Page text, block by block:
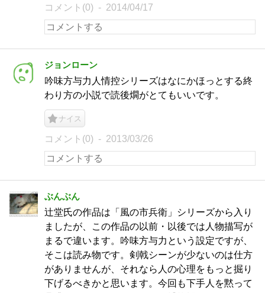
コメント(0) 2014/04/17
ジョンローン
吟味方与力人情控シリーズはなにかほっとする終
わり方の小説で読後燗がとてもいいです。
ナイス
コメント(0) 2013/03/26
ぶんぶん
辻堂氏の作品は「風の市兵衛」シリーズから入り
ましたが、この作品の以前・以後では人物描写が
まるで違います。吟味方与力という設定ですが、
そこは読み物です。剣戟シーンが少ないのは仕方
がありませんが、それなら人の心理をもっと掘り
下げるべきかと思います。今回も下手人を黙って